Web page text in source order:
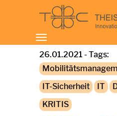
Toggle
navigation
26.01.2021 - Tags:
IT-Sicherheit
IT
KRITIS